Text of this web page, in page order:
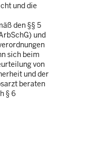
und die
den §§ 5
und
sich beim
von
und der
beraten
§ 6